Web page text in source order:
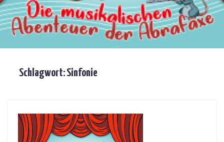
Schlagwort:Sinfonie